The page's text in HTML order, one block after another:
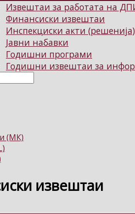
Извештаи за работата на
Финансиски извештаи
Инспекциски акти (решенија)
Јавни набавки
Годишни програми
Годишни извештаи за
извештаи